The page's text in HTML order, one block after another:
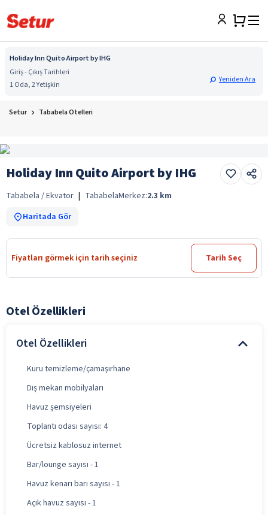
Holiday Inn Quito Airport by IHG
Giriş - Çıkış Tarihleri
1 Oda, 2 Yetişkin
Yeniden Ara
Setur Tababela Otelleri
Holiday Inn Quito Airport by IHG
Tababela / Ekvator | TababelaMerkez:2.3 km
Haritada Gör
Fiyatları görmek için tarih seçiniz Tarih Seç
Otel Özellikleri
Otel Özellikleri
Kuru temizleme/çamaşırhane
Dış mekan mobilyaları
Havuz şemsiyeleri
Toplantı odası sayısı: 4
Ücretsiz kablosuz internet
Bar/lounge sayısı - 1
Havuz kenarı barı sayısı - 1
Açık havuz sayısı - 1